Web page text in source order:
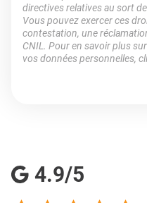
directives relatives au sort
Vous pouvez exercer ces
contestation, une
CNIL. Pour en savoir plus
vos données personnelles,
4.9/5